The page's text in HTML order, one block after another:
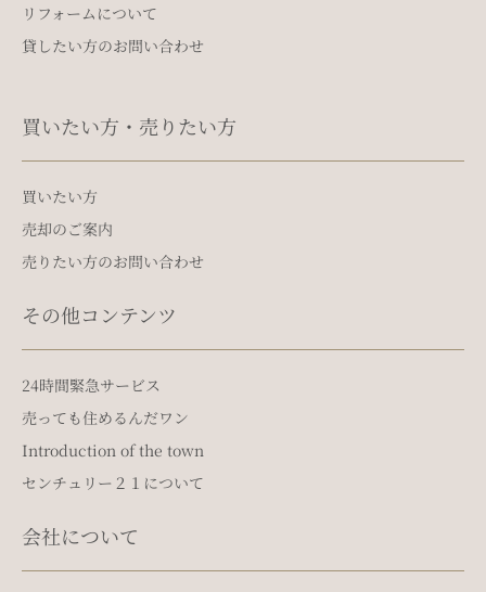
リフォームについて
貸したい方のお問い合わせ
買いたい方・売りたい方
買いたい方
売却のご案内
売りたい方のお問い合わせ
その他コンテンツ
24時間緊急サービス
売っても住めるんだワン
Introduction of the town
センチュリー２１について
会社について